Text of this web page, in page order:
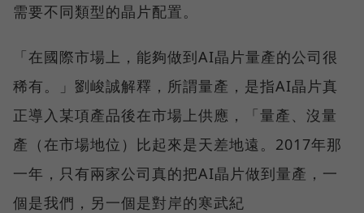
需要不同類型的晶片配置。
「在國際市場上，能夠做到AI晶片量產的公司很
稀有。」劉峻誠解釋，所謂量產，是指AI晶片真
正導入某項產品後在市場上供應，「量產、沒量
產（在市場地位）比起來是天差地遠。2017年那
一年，只有兩家公司真的把AI晶片做到量產，一
個是我們，另一個是對岸的寒武紀